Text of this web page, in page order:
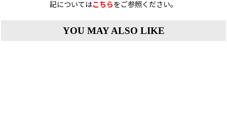
記についてはこちらをご参照ください。
YOU MAY ALSO LIKE